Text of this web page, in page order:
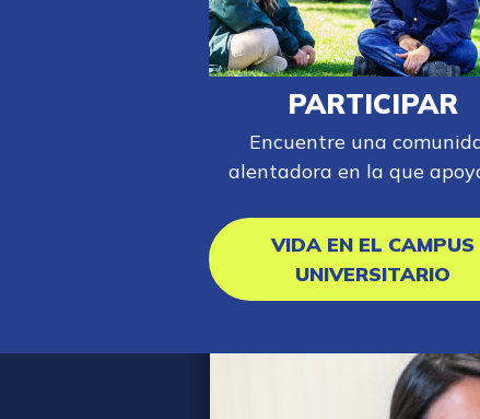
PARTICIPAR
Encuentre una
alentadora en la que
VIDA EN EL CAMPUS
UNIVERSITARIO